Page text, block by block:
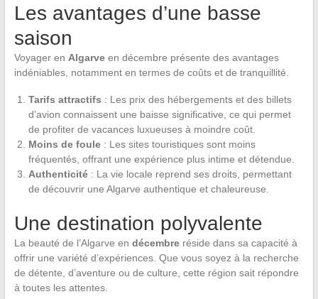
Les avantages d’une basse
saison
Voyager en Algarveen décembre présente des avantages
indéniables, notamment en termes de coûts et de tranquillité.
Tarifs attractifs : Les prix des hébergements et des billets
d’avion connaissent une baisse significative, ce qui permet
de profiter de vacances luxueuses à moindre coût.
Moins de foule: Les sites touristiques sont moins
fréquentés, offrant une expérience plus intime et détendue.
Authenticité: La vie locale reprend ses droits, permettant
de découvrir une Algarve authentique et chaleureuse.
Une destination polyvalente
La beauté de l’Algarve en décembreréside dans sa capacité à
offrir une variété d’expériences. Que vous soyez à la recherche
de détente, d’aventure ou de culture, cette région sait répondre
à toutes les attentes.